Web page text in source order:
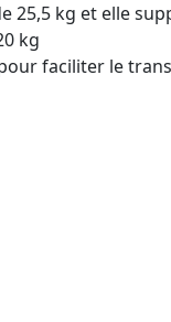
25,5 kg et elle
kg
faciliter le